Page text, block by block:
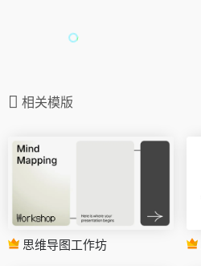
相关模版
思维导图工作坊